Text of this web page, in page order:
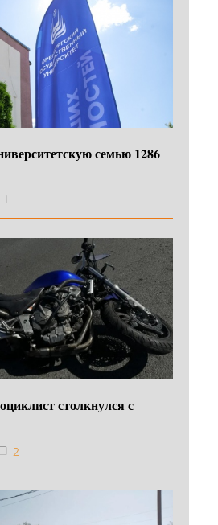
семью 1286
столкнулся с
2